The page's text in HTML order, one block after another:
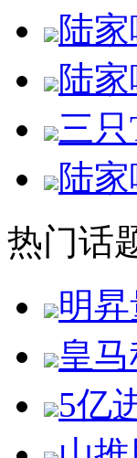
陆
陆
三
陆
热门话
明
皇
5亿